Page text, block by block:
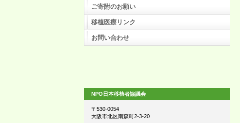
ご寄附のお願い
移植医療リンク
お問い合わせ
NPO日本移植者協議会
〒530-0054
大阪市北区南森町2-3-20